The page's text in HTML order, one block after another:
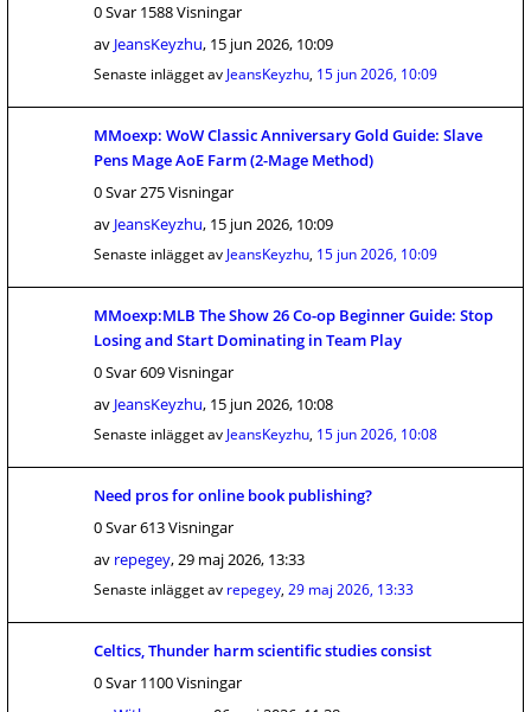
0 Svar 1588 Visningar
av JeansKeyzhu, 15 jun 2026, 10:09
Senaste inlägget av JeansKeyzhu, 15 jun 2026, 10:09
MMoexp: WoW Classic Anniversary Gold Guide: Slave
Pens Mage AoE Farm (2-Mage Method)
0 Svar 275 Visningar
av JeansKeyzhu, 15 jun 2026, 10:09
Senaste inlägget av JeansKeyzhu, 15 jun 2026, 10:09
MMoexp:MLB The Show 26 Co-op Beginner Guide: Stop
Losing and Start Dominating in Team Play
0 Svar 609 Visningar
av JeansKeyzhu, 15 jun 2026, 10:08
Senaste inlägget av JeansKeyzhu, 15 jun 2026, 10:08
Need pros for online book publishing?
0 Svar 613 Visningar
av repegey,29 maj 2026, 13:33
Senaste inlägget av repegey, 29 maj 2026, 13:33
Celtics, Thunder harm scientific studies consist
0 Svar 1100 Visningar